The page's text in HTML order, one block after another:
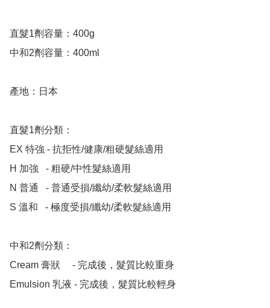
直髮1劑容量：400g
中和2劑容量：400ml
產地：日本
直髮1劑分類：
EX 特強 - 抗拒性/健康/粗硬髮絲適用
H 加強   - 粗硬/中性髮絲適用
N 普通   - 普通受損/纖幼/柔軟髮絲適用
S 溫和   - 極度受損/纖幼/柔軟髮絲適用
中和2劑分類：
Cream 膏狀     - 完成後，髮質比較重身
Emulsion 乳液 - 完成後，髮質比較輕身